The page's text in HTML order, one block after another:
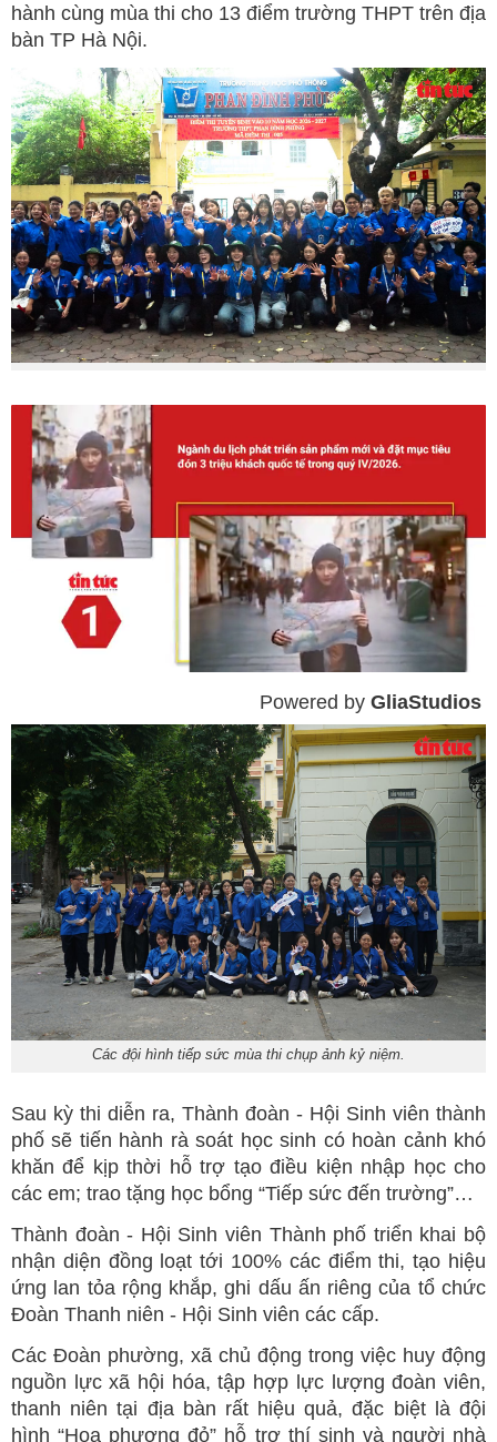
hành cùng mùa thi cho 13 điểm trường THPT trên địa
bàn TP Hà Nội.
Mute
Powered by GliaStudios
Các đội hình tiếp sức mùa thi chụp ảnh kỷ niệm.
Sau kỳ thi diễn ra, Thành đoàn - Hội Sinh viên thành
phố sẽ tiến hành rà soát học sinh có hoàn cảnh khó
khăn để kịp thời hỗ trợ tạo điều kiện nhập học cho
các em; trao tặng học bổng “Tiếp sức đến trường”…
Thành đoàn - Hội Sinh viên Thành phố triển khai bộ
nhận diện đồng loạt tới 100% các điểm thi, tạo hiệu
ứng lan tỏa rộng khắp, ghi dấu ấn riêng của tổ chức
Đoàn Thanh niên - Hội Sinh viên các cấp.
Các Đoàn phường, xã chủ động trong việc huy động
nguồn lực xã hội hóa, tập hợp lực lượng đoàn viên,
thanh niên tại địa bàn rất hiệu quả, đặc biệt là đội
hình “Hoa phượng đỏ” hỗ trợ thí sinh và người nhà